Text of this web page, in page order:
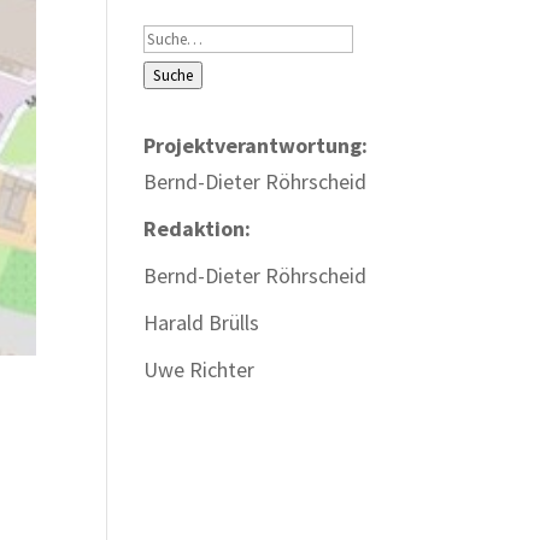
Suche
Suche
Projektverantwortung:
Bernd-Dieter Röhrscheid
Redaktion:
Bernd-Dieter Röhrscheid
Harald Brülls
Uwe Richter